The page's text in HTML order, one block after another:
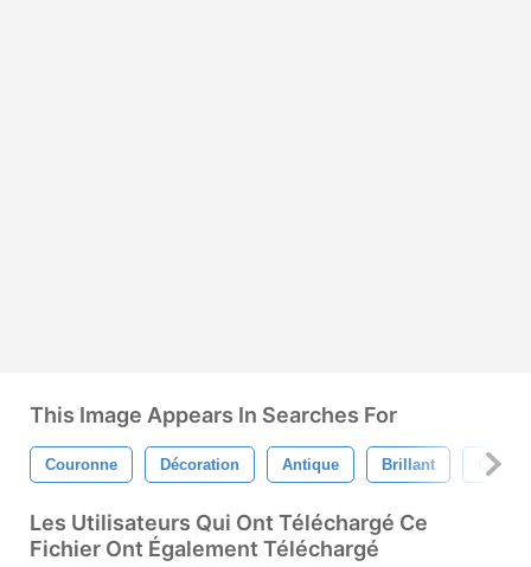
This Image Appears In Searches For
Couronne Décoration Antique Brillant
Les Utilisateurs Qui Ont Téléchargé Ce
Fichier Ont Également Téléchargé